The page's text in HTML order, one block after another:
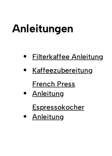
Anleitungen
Filterkaffee Anleitung
Kaffeezubereitung
French Press
Anleitung
Espressokocher
Anleitung